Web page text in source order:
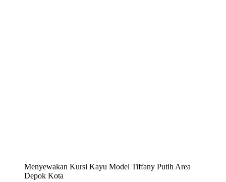
Menyewakan Kursi Kayu Model Tiffany Putih Area
Depok Kota